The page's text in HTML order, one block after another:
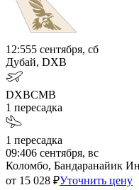
12:555 сентября, сб
Дубай, DXB
DXBCMB
1 пересадка
1 пересадка
09:406 сентября, вс
Коломбо, Бандаранайик
от 15 028 ₽Уточнить цену